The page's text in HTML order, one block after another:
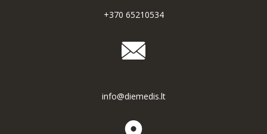
+370 65210534
info@diemedis.lt